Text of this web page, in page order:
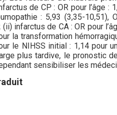
de CP : OR pour l’âge :
: 5,93 (3,35-10,51),
(ii) infarctus de CA : OR pour
la transformation
le NIHSS initial : 1,14 pour
plus tardive, le pronostic
sensibiliser les